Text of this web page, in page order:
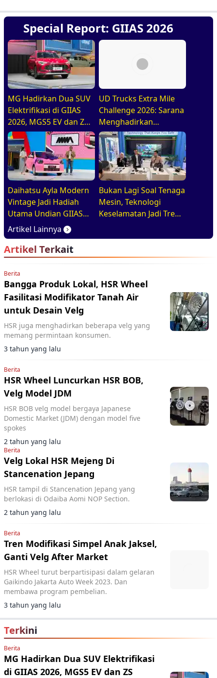
Special Report: GIIAS 2026
MG Hadirkan Dua SUV
Elektrifikasi di GIIAS
2026, MGS5 EV dan ZS
Hybrid+
UD Trucks Extra Mile
Challenge 2026: Sarana
Menghadirkan
Pengemudi Truk Yang
Profesional
Daihatsu Ayla Modern
Vintage Jadi Hadiah
Utama Undian GIIAS
2026, Basisnya Varian
Terlaris
Bukan Lagi Soal Tenaga
Mesin, Teknologi
Keselamatan Jadi Tren
Artikel Lainnya
Artikel Terkait
Berita
Bangga Produk Lokal, HSR Wheel
Fasilitasi Modifikator Tanah Air
untuk Desain Velg
HSR juga menghadirkan beberapa velg yang
memang permintaan konsumen.
3 tahun yang lalu
Berita
HSR Wheel Luncurkan HSR BOB,
Velg Model JDM
HSR BOB velg model bergaya Japanese
Domestic Market (JDM) dengan model five
spokes
2 tahun yang lalu
Berita
Velg Lokal HSR Mejeng Di
Stancenation Jepang
HSR tampil di Stancenation Jepang yang
berlokasi di Odaiba Aomi NOP Section.
2 tahun yang lalu
Berita
Tren Modifikasi Simpel Anak Jaksel,
Ganti Velg After Market
HSR Wheel turut berpartisipasi dalam gelaran
Gaikindo Jakarta Auto Week 2023. Dan
membawa program pembelian.
3 tahun yang lalu
Terkini
Berita
MG Hadirkan Dua SUV Elektrifikasi
di GIIAS 2026, MGS5 EV dan ZS